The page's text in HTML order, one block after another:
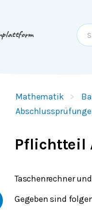
Mathematik
Pflichtteil
Taschenrechner
Gegeben sind